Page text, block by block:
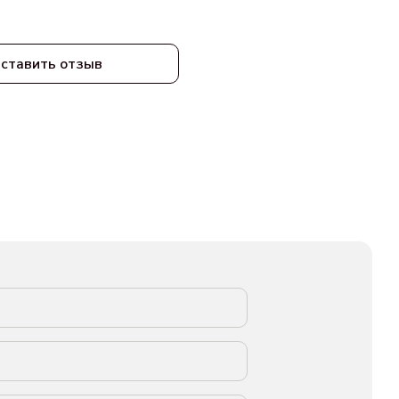
отзыв